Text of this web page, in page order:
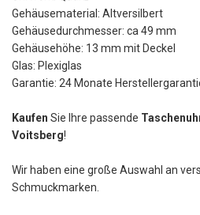
Gehäusematerial: Altversilbert
Gehäusedurchmesser: ca 49 mm
Gehäusehöhe: 13 mm mit Deckel
Glas: Plexiglas
Garantie: 24 Monate
Kaufen Sie Ihre passende
Voitsberg!
Wir haben eine große Auswahl an
Schmuckmarken.